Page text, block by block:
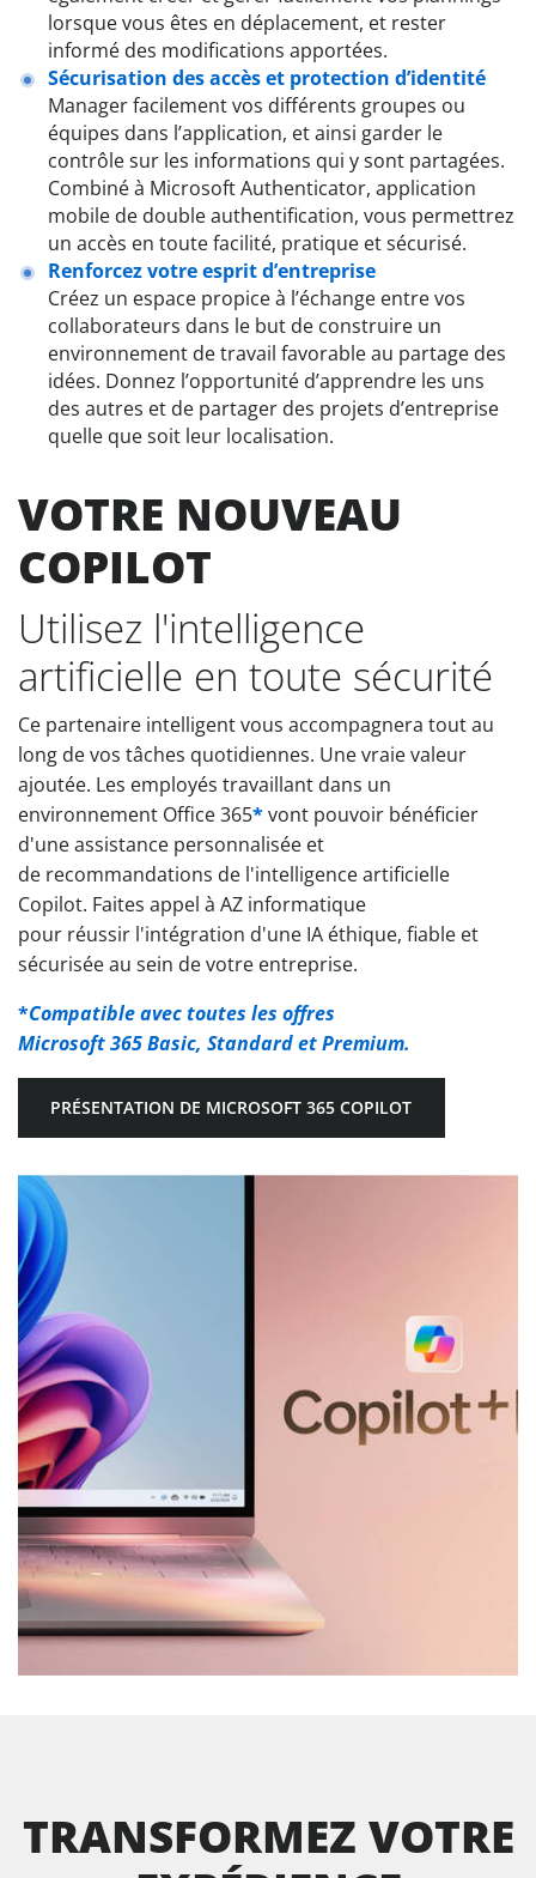
lorsque vous êtes en déplacement, et rester
informé des modifications apportées.
Sécurisation des accès et protection d’identité
Manager facilement vos différents groupes ou
équipes dans l’application, et ainsi garder le
contrôle sur les informations qui y sont partagées.
Combiné à Microsoft Authenticator, application
mobile de double authentification, vous permettrez
un accès en toute facilité, pratique et sécurisé.
Renforcez votre esprit d’entreprise
Créez un espace propice à l’échange entre vos
collaborateurs dans le but de construire un
environnement de travail favorable au partage des
idées. Donnez l’opportunité d’apprendre les uns
des autres et de partager des projets d’entreprise
quelle que soit leur localisation.
VOTRE NOUVEAU
COPILOT
Utilisez l'intelligence
artificielle en toute sécurité
Ce partenaire intelligent vous accompagnera tout au
long de vos tâches quotidiennes. Une vraie valeur
ajoutée. Les employés travaillant dans un
environnement Office 365*vont pouvoir bénéficier
d'une assistance personnalisée et
de recommandations de l'intelligence artificielle
Copilot. Faites appel à AZ informatique
pour réussir l'intégration d'une IA éthique, fiable et
sécurisée au sein de votre entreprise.
*Compatible avec toutes les offres
Microsoft 365 Basic, Standard et Premium.
PRÉSENTATION DE MICROSOFT 365 COPILOT
TRANSFORMEZ VOTRE